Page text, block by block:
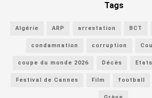
Tags
Algérie ARP arrestation BCT
condamnation corruption
coupe du monde 2026 Décès
Festival de Cannes Film football